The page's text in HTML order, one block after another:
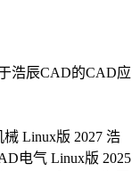
浩辰CAD的CAD应
Linux版 2027 浩
电气 Linux版 2025